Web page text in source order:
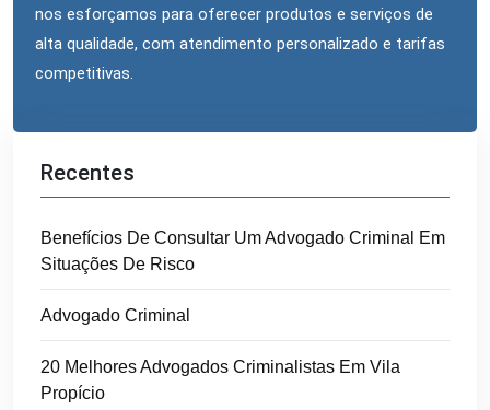
nos esforçamos para oferecer produtos e serviços de
alta qualidade, com atendimento personalizado e tarifas
competitivas.
Recentes
Benefícios De Consultar Um Advogado Criminal Em
Situações De Risco
Advogado Criminal
20 Melhores Advogados Criminalistas Em Vila
Propício